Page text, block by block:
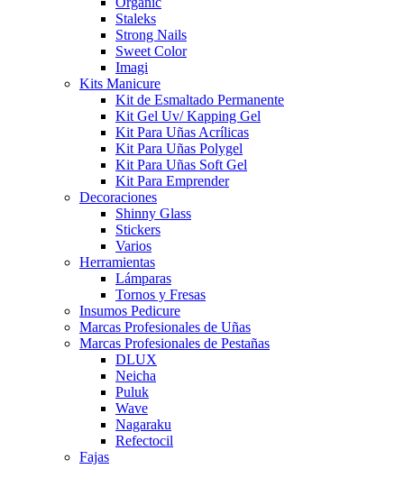
Staleks
Strong Nails
Sweet Color
Imagi
Kits Manicure
Kit de Esmaltado Permanente
Kit Gel Uv/ Kapping Gel
Kit Para Uñas Acrílicas
Kit Para Uñas Polygel
Kit Para Uñas Soft Gel
Kit Para Emprender
Decoraciones
Shinny Glass
Stickers
Varios
Herramientas
Lámparas
Tornos y Fresas
Insumos Pedicure
Marcas Profesionales de Uñas
Marcas Profesionales de Pestañas
DLUX
Neicha
Puluk
Wave
Nagaraku
Refectocil
Fajas